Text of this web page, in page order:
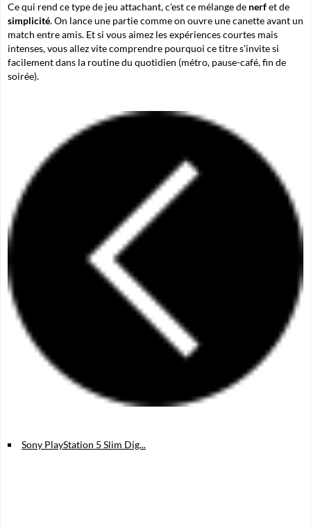
Ce qui rend ce type de jeu attachant, c'est ce mélange de nerfet de
simplicité. On lance une partie comme on ouvre une canette avant un
match entre amis. Et si vous aimez les expériences courtes mais
intenses, vous allez vite comprendre pourquoi ce titre s'invite si
facilement dans la routine du quotidien (métro, pause-café, fin de
soirée).
Sony PlayStation 5 Slim Dig...